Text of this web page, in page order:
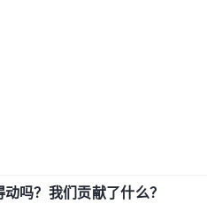
吗？我们贡献了什么？